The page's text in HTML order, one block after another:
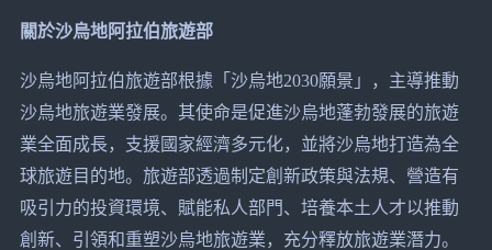
關於沙烏地阿拉伯旅遊部
沙烏地阿拉伯旅遊部根據「沙烏地2030願景」，主導推動
沙烏地旅遊業發展。其使命是促進沙烏地蓬勃發展的旅遊
業全面成長，支援國家經濟多元化，並將沙烏地打造為全
球旅遊目的地。旅遊部透過制定創新政策與法規、營造有
吸引力的投資環境、賦能私人部門、培養本土人才以推動
創新、引領和重塑沙烏地旅遊業，充分釋放旅遊業潛力。